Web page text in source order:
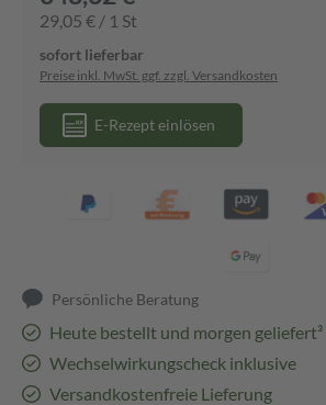
29,05 € / 1 St
sofort lieferbar
Preise inkl. MwSt. ggf. zzgl. Versandkosten
E-Rezept einlösen
Persönliche Beratung
Heute bestellt und morgen geliefert³
Wechselwirkungscheck inklusive
Versandkostenfreie Lieferung